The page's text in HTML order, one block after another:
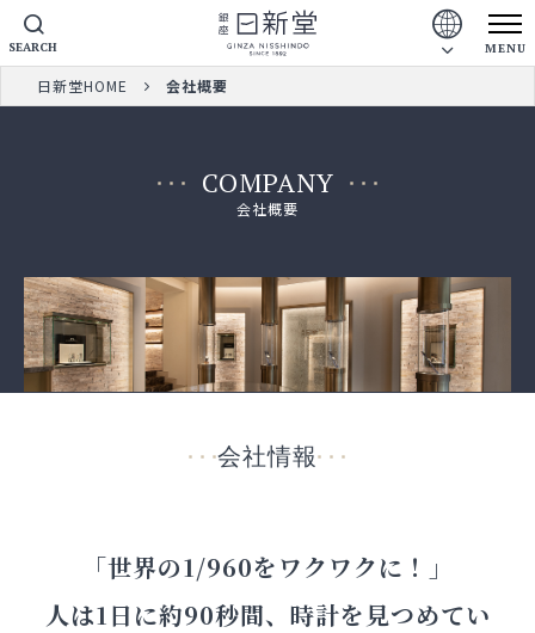
MENU
SEARCH
日新堂HOME 会社概要
COMPANY
会社概要
会社情報
「世界の1/960をワクワクに！」
人は1日に約90秒間、時計を見つめてい